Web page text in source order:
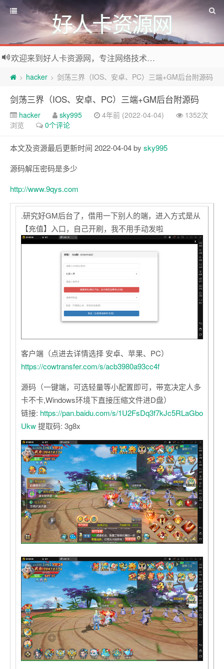
好人卡资源网
欢迎来到好人卡资源网，专注网络技术资源收集，我们不仅是网络资源的搬运工，也生产原创资源。寻找资源请留言或关注公众号:烈日下的男人
> hacker > 剑荡三界（IOS、安卓、PC）三端+GM后台附源码
剑荡三界（IOS、安卓、PC）三端+GM后台附源码
hacker sky995 4年前 (2022-04-04)
1352次
浏览
0个评论
本文及资源最后更新时间 2022-04-04 by sky995
源码解压密码是多少
http://www.9qys.com
.研究好GM后台了，借用一下别人的端，进入方式是从
【充值】入口，自己开刷，我不用手动发啦
客户端（点进去详情选择 安卓、苹果、PC）
https://cowtransfer.com/s/acb3980a93cc4f
源码（一键端，可选轻量等小配置即可，带宽决定人多
卡不卡,Windows环境下直接压缩文件进D盘）
链接: https://pan.baidu.com/s/1U2FsDq3f7kJc5RLaGbo
Ukw提取码: 3g8x